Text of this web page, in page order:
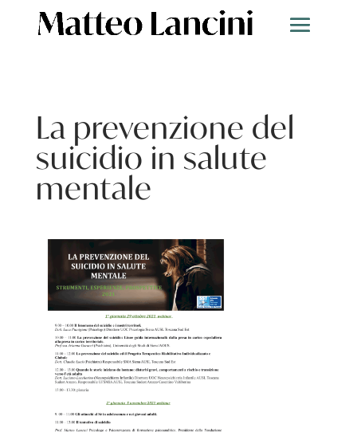
La prevenzione del
suicidio in salute
mentale